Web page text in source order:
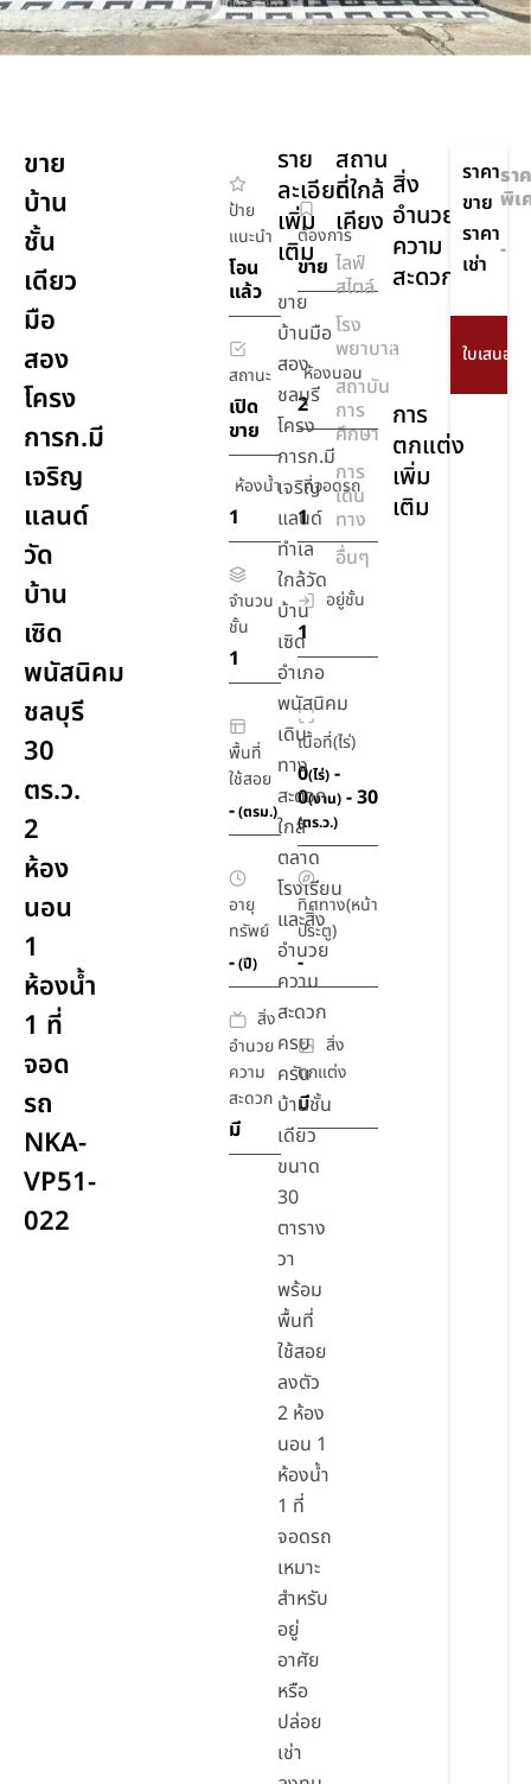
ขาย
บ้าน
ชั้น
เดียว
มือ
สอง
โครง
การก.มี
เจริญ
แลนด์
วัด
บ้าน
เซิด
พนัสนิคม
ชลบุรี
30
ตร.ว.
2
ห้อง
นอน
1
ห้องน้ำ
1 ที่
จอด
รถ
NKA-
VP51-
022
ป้าย
แนะนำ
โอน
แล้ว
ต้องการ
ขาย
สถานะ
เปิด
ขาย
ห้องนอน
2
ห้องน้ำ
1
ที่จอดรถ
1
จำนวน
ชั้น
1
อยู่ชั้น
1
พื้นที่
ใช้สอย
-(ตรม.)
เนื้อที่(ไร่)
0(ไร่) -
0(งาน) - 30
(ตร.ว.)
อายุ
ทรัพย์
-(ปี)
ทิศทาง(หน้า
ประตู)
-
สิ่ง
อำนวย
ความ
สะดวก
มี
สิ่ง
ตกแต่ง
มี
ราย
ละเอียด
เพิ่ม
เติม
ขาย
บ้านมือ
สอง
ชลบุรี
โครง
การก.มี
เจริญ
แลนด์
ทำเล
ใกล้วัด
บ้าน
เซิด
อำเภอ
พนัสนิคม
เดิน
ทาง
สะดวก
ใกล้
ตลาด
โรงเรียน
และสิ่ง
อำนวย
ความ
สะดวก
ครบ
ครัน
บ้านชั้น
เดียว
ขนาด
30
ตาราง
วา
พร้อม
พื้นที่
ใช้สอย
ลงตัว
2 ห้อง
นอน 1
ห้องน้ำ
1 ที่
จอดรถ
เหมาะ
สำหรับ
อยู่
อาศัย
หรือ
ปล่อย
เช่า
สถาน
ที่ใกล้
เคียง
ไลฟ์
สไตล์
โรง
พยาบาล
สถาบัน
การ
ศึกษา
การ
เดิน
ทาง
อื่นๆ
สิ่ง
อำนวย
ความ
สะดวก
การ
ตกแต่ง
เพิ่ม
เติม
ราคา
ขาย
รา
พิเ
ราคา
เช่า
-